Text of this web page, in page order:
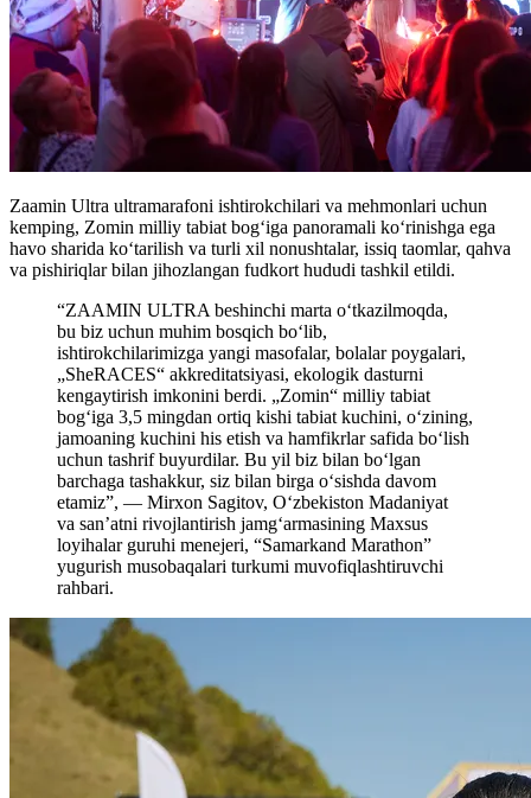
Zaamin Ultra ultramarafoni ishtirokchilari va mehmonlari uchun
kemping, Zomin milliy tabiat bog‘iga panoramali ko‘rinishga ega
havo sharida ko‘tarilish va turli xil nonushtalar, issiq taomlar, qahva
va pishiriqlar bilan jihozlangan fudkort hududi tashkil etildi.
“ZAAMIN ULTRA beshinchi marta o‘tkazilmoqda,
bu biz uchun muhim bosqich bo‘lib,
ishtirokchilarimizga yangi masofalar, bolalar poygalari,
„SheRACES“ akkreditatsiyasi, ekologik dasturni
kengaytirish imkonini berdi. „Zomin“ milliy tabiat
bog‘iga 3,5 mingdan ortiq kishi tabiat kuchini, o‘zining,
jamoaning kuchini his etish va hamfikrlar safida bo‘lish
uchun tashrif buyurdilar. Bu yil biz bilan bo‘lgan
barchaga tashakkur, siz bilan birga o‘sishda davom
etamiz”, — Mirxon Sagitov, O‘zbekiston Madaniyat
va san’atni rivojlantirish jamg‘armasining Maxsus
loyihalar guruhi menejeri, “Samarkand Marathon”
yugurish musobaqalari turkumi muvofiqlashtiruvchi
rahbari.